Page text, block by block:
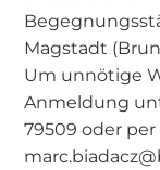
Magstadt
Um unnötige
Anmeldung
79509 oder per